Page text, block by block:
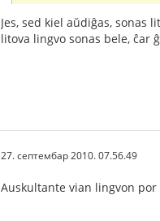
Jes, sed kiel aŭdiĝas, sonas
litova lingvo sonas bele, ĉar
27. септембар 2010. 07.56.49
Auskultante vian lingvon